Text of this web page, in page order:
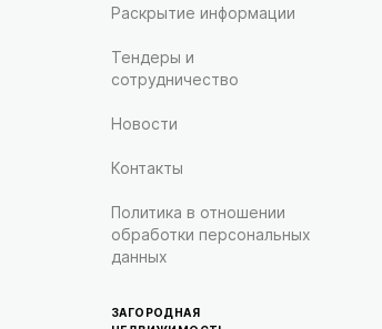
Раскрытие информации
Тендеры и
сотрудничество
Новости
Контакты
Политика в отношении
обработки персональных
данных
ЗАГОРОДНАЯ